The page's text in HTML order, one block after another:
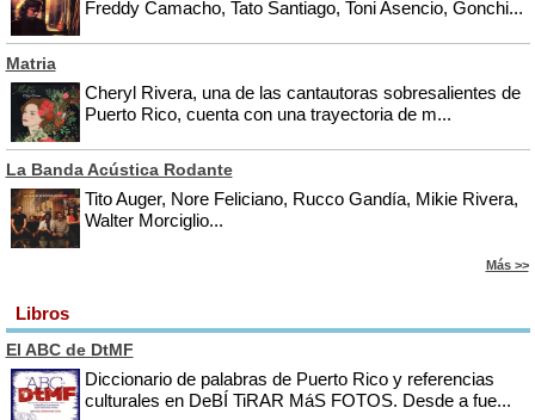
Freddy Camacho, Tato Santiago, Toni Asencio, Gonchi...
Matria
Cheryl Rivera, una de las cantautoras sobresalientes de
Puerto Rico, cuenta con una trayectoria de m...
La Banda Acústica Rodante
Tito Auger, Nore Feliciano, Rucco Gandía, Mikie Rivera,
Walter Morciglio...
Más >>
Libros
El ABC de DtMF
Diccionario de palabras de Puerto Rico y referencias
culturales en DeBÍ TiRAR MáS FOTOS. Desde a fue...